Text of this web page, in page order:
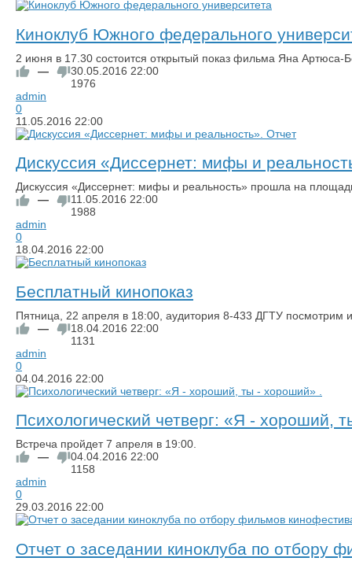
Киноклуб Южного федерального
2 июня в 17.30 состоится открытый показ фильма Яна
—
30.05.2016 22:00
1976
admin
0
11.05.2016 22:00
Дискуссия «Диссернет: мифы и
Дискуссия «Диссернет: мифы и реальность» прошла на
—
11.05.2016 22:00
1988
admin
0
18.04.2016 22:00
Бесплатный кинопоказ
Пятница, 22 апреля в 18:00, аудитория 8-433 ДГТУ
—
18.04.2016 22:00
1131
admin
0
04.04.2016 22:00
Психологический четверг: «Я - хороший,
Встреча пройдет 7 апреля в 19:00.
—
04.04.2016 22:00
1158
admin
0
29.03.2016 22:00
Отчет о заседании киноклуба по отбору